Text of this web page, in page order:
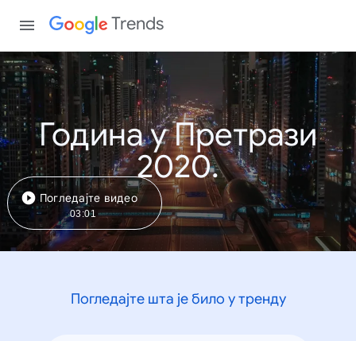
Trends
Година у Претрази
2020.
Погледајте видео
03:01
Погледајте шта је било у тренду